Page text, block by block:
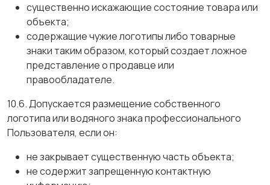
существенно искажающие состояние товара или
объекта;
содержащие чужие логотипы либо товарные
знаки таким образом, который создает ложное
представление о продавце или
правообладателе.
10.6. Допускается размещение собственного
логотипа или водяного знака профессионального
Пользователя, если он:
не закрывает существенную часть объекта;
не содержит запрещенную контактную